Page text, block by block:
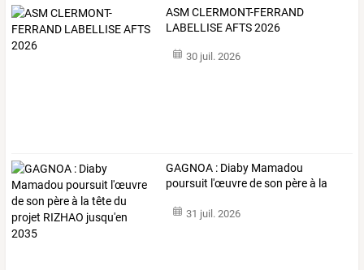
ASM CLERMONT-FERRAND
LABELLISE AFTS 2026
30 juil. 2026
GAGNOA : Diaby Mamadou
poursuit l'œuvredeson pèreà la
31 juil. 2026